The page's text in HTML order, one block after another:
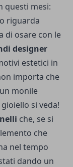
questi mesi:
riguarda
di osare con le
designer
estetici in
importa che
monile
si veda!
che, se si
che
nel tempo
dando un